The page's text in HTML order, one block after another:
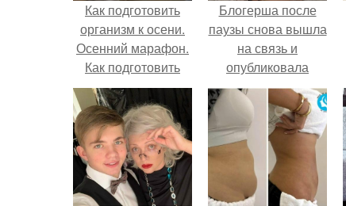
Как подготовить
организм к осени.
Осенний марафон.
Как подготовить
организм к
холодам?
Блогерша после
паузы снова вышла
на связь и
опубликовала
свежую серию
кадров из спальни.